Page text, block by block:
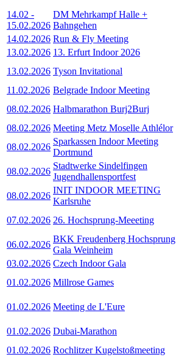
14.02 -
15.02.2026
DM Mehrkampf Halle +
Bahngehen
14.02.2026 Run & Fly Meeting
13.02.2026 13. Erfurt Indoor 2026
13.02.2026 Tyson Invitational
11.02.2026 Belgrade Indoor Meeting
08.02.2026 Halbmarathon Burj2Burj
08.02.2026 Meeting Metz Moselle Athlélor
08.02.2026
Sparkassen Indoor Meeting
Dortmund
08.02.2026
Stadtwerke Sindelfingen
Jugendhallensportfest
08.02.2026
INIT INDOOR MEETING
Karlsruhe
07.02.2026 26. Hochsprung-Meeeting
06.02.2026
BKK Freudenberg Hochsprung
Gala Weinheim
03.02.2026 Czech Indoor Gala
01.02.2026 Millrose Games
01.02.2026 Meeting de L'Eure
01.02.2026 Dubai-Marathon
01.02.2026 Rochlitzer Kugelstoßmeeting